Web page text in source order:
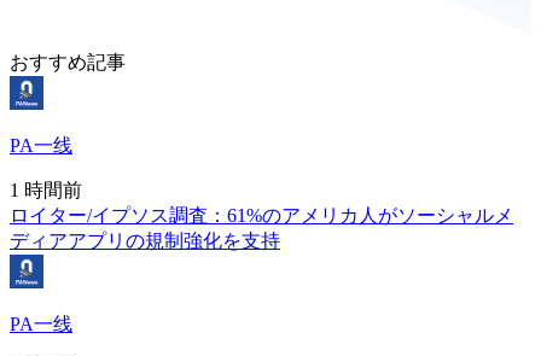
おすすめ記事
PA一线
1 時間前
ロイター/イプソス調査：61%のアメリカ人がソーシャルメ
ディアアプリの規制強化を支持
PA一线